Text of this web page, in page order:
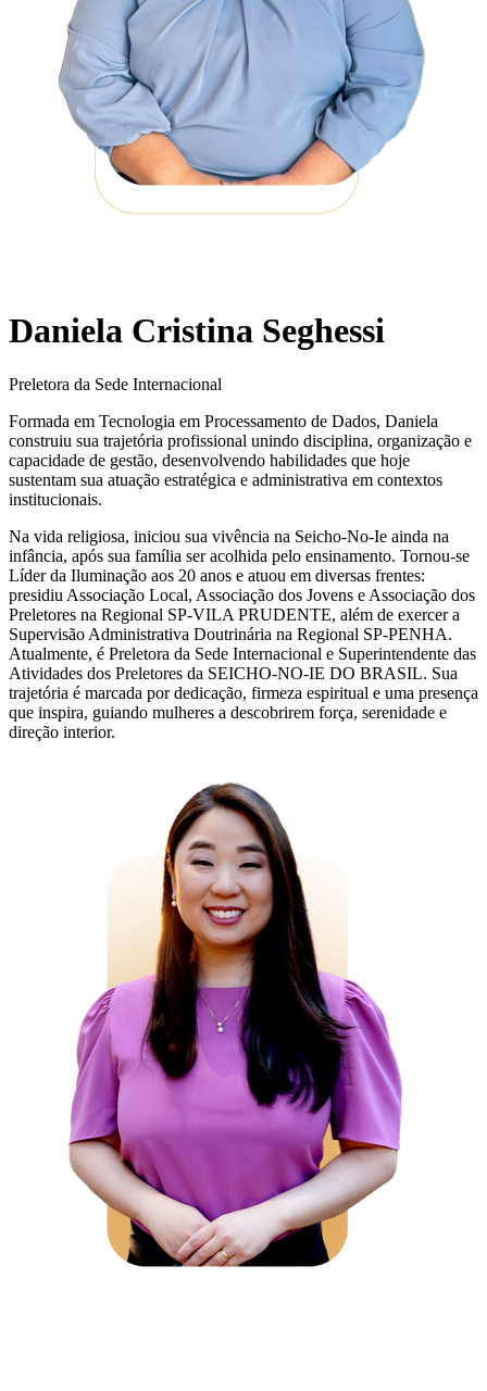
Daniela Cristina Seghessi
Preletora da Sede Internacional
Formada em Tecnologia em Processamento de Dados, Daniela
construiu sua trajetória profissional unindo disciplina, organização e
capacidade de gestão, desenvolvendo habilidades que hoje
sustentam sua atuação estratégica e administrativa em contextos
institucionais.
Na vida religiosa, iniciou sua vivência na Seicho-No-Ie ainda na
infância, após sua família ser acolhida pelo ensinamento. Tornou-se
Líder da Iluminação aos 20 anos e atuou em diversas frentes:
presidiu Associação Local, Associação dos Jovens e Associação dos
Preletores na Regional SP-VILA PRUDENTE, além de exercer a
Supervisão Administrativa Doutrinária na Regional SP-PENHA.
Atualmente, é Preletora da Sede Internacional e Superintendente das
Atividades dos Preletores da SEICHO-NO-IE DO BRASIL. Sua
trajetória é marcada por dedicação, firmeza espiritual e uma presença
que inspira, guiando mulheres a descobrirem força, serenidade e
direção interior.